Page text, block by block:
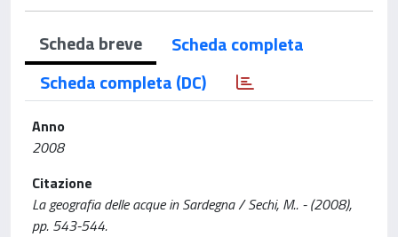
Scheda breve
Scheda completa
Scheda completa (DC)
Anno
2008
Citazione
La geografia delle acque in Sardegna / Sechi, M.. - (2008),
pp. 543-544.